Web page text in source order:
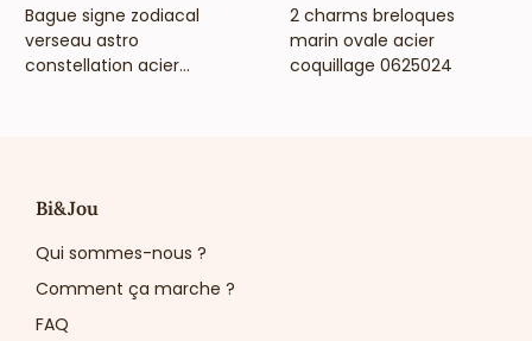
VOIR LE PRIX
Bague signe zodiacal
verseau astro
constellation acier...
VOIR LE PRIX
2 charms breloques
marin ovale acier
coquillage 0625024
Bi&Jou
Qui sommes-nous ?
Comment ça marche ?
FAQ